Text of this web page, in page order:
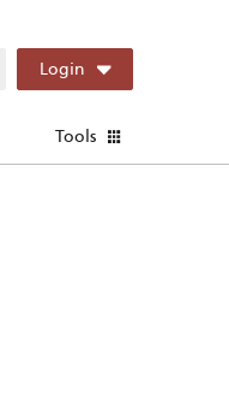
Login
Tools